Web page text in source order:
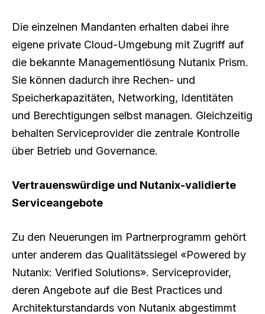
Die einzelnen Mandanten erhalten dabei ihre
eigene private Cloud-Umgebung mit Zugriff auf
die bekannte Managementlösung Nutanix Prism.
Sie können dadurch ihre Rechen- und
Speicherkapazitäten, Networking, Identitäten
und Berechtigungen selbst managen. Gleichzeitig
behalten Serviceprovider die zentrale Kontrolle
über Betrieb und Governance.
Vertrauenswürdige und Nutanix-validierte
Serviceangebote
Zu den Neuerungen im Partnerprogramm gehört
unter anderem das Qualitätssiegel «Powered by
Nutanix: Verified Solutions». Serviceprovider,
deren Angebote auf die Best Practices und
Architekturstandards von Nutanix abgestimmt